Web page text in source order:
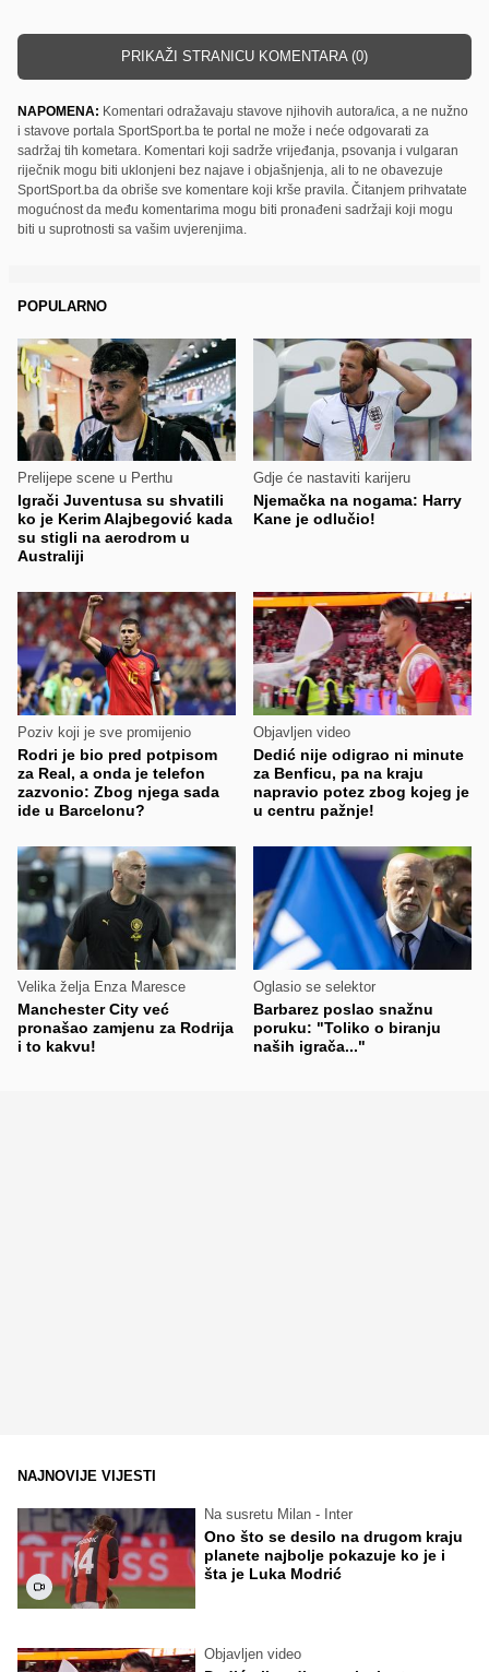
PRIKAŽI STRANICU KOMENTARA (0)
NAPOMENA: Komentari odražavaju stavove njihovih autora/ica, a ne nužno
i stavove portala SportSport.ba te portal ne može i neće odgovarati za
sadržaj tih kometara. Komentari koji sadrže vrijeđanja, psovanja i vulgaran
riječnik mogu biti uklonjeni bez najave i objašnjenja, ali to ne obavezuje
SportSport.ba da obriše sve komentare koji krše pravila. Čitanjem prihvatate
mogućnost da među komentarima mogu biti pronađeni sadržaji koji mogu
biti u suprotnosti sa vašim uvjerenjima.
POPULARNO
Prelijepe scene u Perthu
Igrači Juventusa su shvatili
ko je Kerim Alajbegović kada
su stigli na aerodrom u
Australiji
Gdje će nastaviti karijeru
Njemačka na nogama: Harry
Kane je odlučio!
Poziv koji je sve promijenio
Rodri je bio pred potpisom
za Real, a onda je telefon
zazvonio: Zbog njega sada
ide u Barcelonu?
Objavljen video
Dedić nije odigrao ni minute
za Benficu, pa na kraju
napravio potez zbog kojeg je
u centru pažnje!
Velika želja Enza Maresce
Manchester City već
pronašao zamjenu za Rodrija
i to kakvu!
Oglasio se selektor
Barbarez poslao snažnu
poruku: "Toliko o biranju
naših igrača..."
NAJNOVIJE VIJESTI
Na susretu Milan - Inter
Ono što se desilo na drugom kraju
planete najbolje pokazuje ko je i
šta je Luka Modrić
Objavljen video